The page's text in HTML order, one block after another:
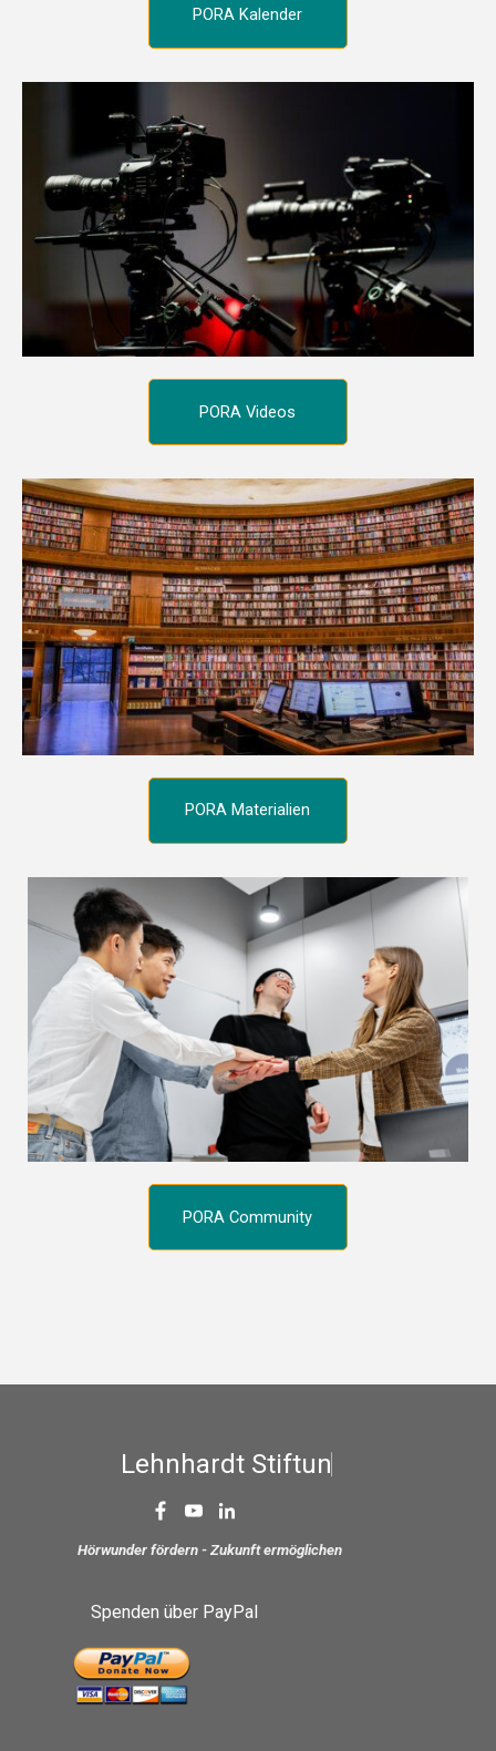
PORA Kalender
PORA Videos
PORA Materialien
PORA Community
Lehnhardt Stiftung
Spenden über PayPal
Hörwunder fördern - Zukunft ermöglichen